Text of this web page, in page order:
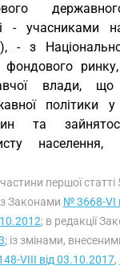
- учасниками
- з
фондового
влади, що
політики
та
першої статті
Законами № 3668-VI
; в редакції
; із змінами,
VIII від 03.10.2017,